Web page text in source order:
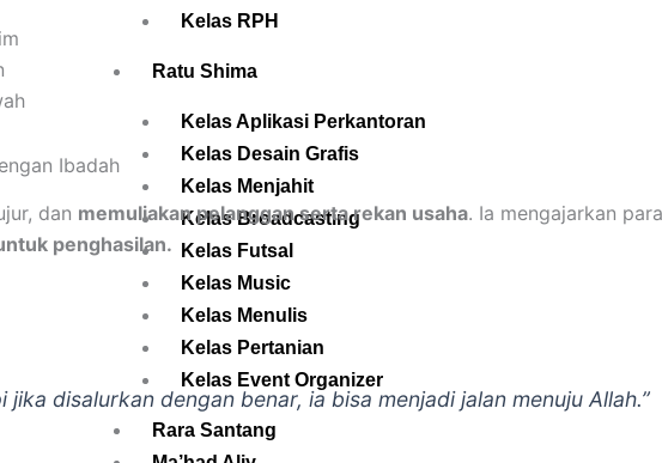
Kelas RPH
Ratu Shima
Kelas Aplikasi Perkantoran
Kelas Desain Grafis
Kelas Menjahit
Kelas Broadcasting
Kelas Futsal
Kelas Music
Kelas Menulis
Kelas Pertanian
Kelas Event Organizer
Rara Santang
Ibadah
dan memuliakan pelanggan serta rekan usaha. Ia mengajarkan
penghasilan.
jika disalurkan dengan benar, ia bisa menjadi jalan menuju Allah.”